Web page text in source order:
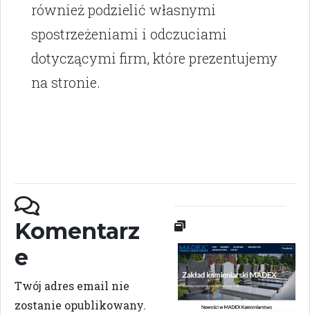
również podzielić własnymi
spostrzeżeniami i odczuciami
dotyczącymi firm, które prezentujemy
na stronie.
Komentarz
e
Twój adres email nie
zostanie opublikowany.